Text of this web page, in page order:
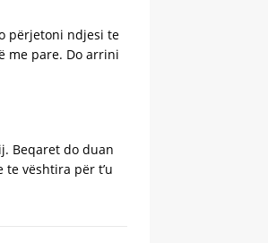
përjetoni ndjesi te
me pare. Do arrini
Beqaret do duan
vështira për t’u